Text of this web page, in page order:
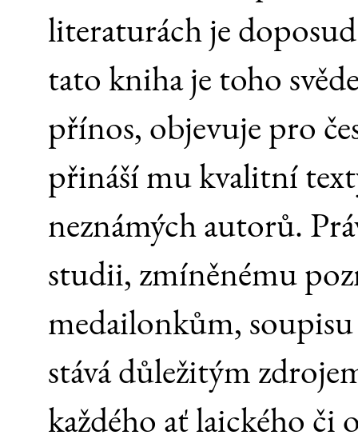
literaturách je
tato kniha je toho
přínos, objevuje pro
přináší mu kvalitní
neznámých autorů.
studii, zmíněnému
medailonkům,
stává důležitým
každého ať laického či